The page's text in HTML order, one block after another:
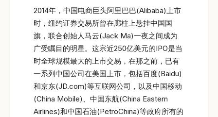
2014年，中国电商巨头阿里巴巴(Alibaba)上市
时，纽约证券交易所曾在廊柱上悬挂中国国
旗，联合创始人马云(Jack Ma)一夜之间成为
广受瞩目的明星。这宗近250亿美元的IPO是当
时全球规模最大的上市交易，在那之前，已有
一系列中国公司在美国上市，包括百度(Baidu)
和京东(JD.com)等互联网公司，以及中国移动
(China Mobile)、中国东航(China Eastern
Airlines)和中国石油(PetroChina)等政府所有的